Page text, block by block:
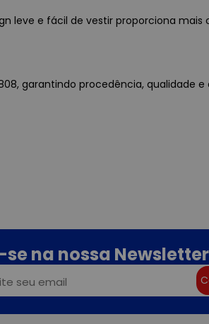
leve e fácil de vestir proporciona
garantindo procedência, qualidade
na nossa